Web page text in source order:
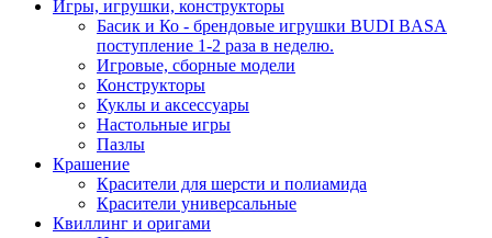
Игры, игрушки, конструкторы
Басик и Ко - брендовые игрушки BUDI BASA
поступление 1-2 раза в неделю.
Игровые, сборные модели
Конструкторы
Куклы и аксессуары
Настольные игры
Пазлы
Крашение
Красители для шерсти и полиамида
Красители универсальные
Квиллинг и оригами